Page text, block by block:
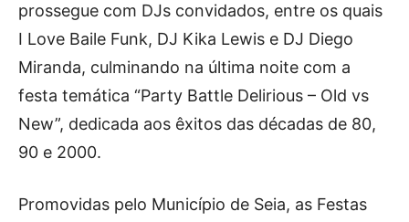
prossegue com DJs convidados, entre os quais
I Love Baile Funk, DJ Kika Lewis e DJ Diego
Miranda, culminando na última noite com a
festa temática “Party Battle Delirious – Old vs
New”, dedicada aos êxitos das décadas de 80,
90 e 2000.
Promovidas pelo Município de Seia, as Festas